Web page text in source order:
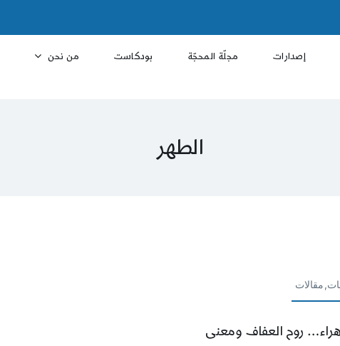
إصدارات مجلّة المحجّة بودكاست من نحن
الطهر
روح العفاف ومعنى